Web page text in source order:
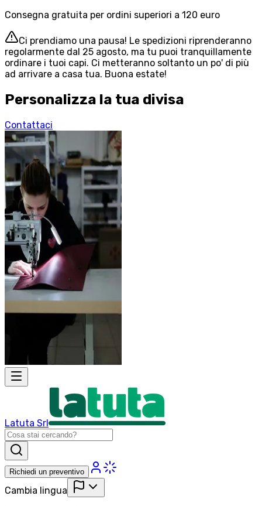
Consegna gratuita per ordini superiori a 120 euro
Ci prendiamo una pausa! Le spedizioni riprenderanno
regolarmente dal 25 agosto, ma tu puoi tranquillamente
ordinare i tuoi capi. Ci metteranno soltanto un po' di più
ad arrivare a casa tua. Buona estate!
Personalizza la tua divisa
Contattaci
Latuta Srl
Richiedi un preventivo
Cambia lingua